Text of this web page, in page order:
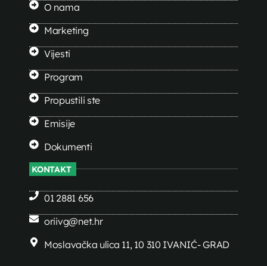
O nama
Marketing
Vijesti
Program
Propustili ste
Emisije
Dokumenti
KONTAKT
01 2881 656
oriivg@net.hr
Moslavačka ulica 11, 10 310 IVANIĆ- GRAD